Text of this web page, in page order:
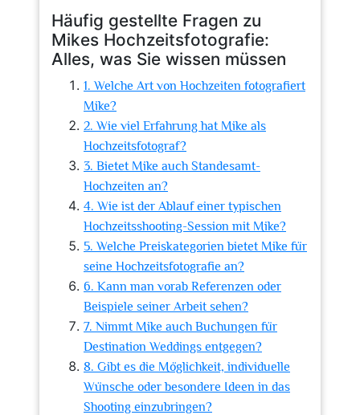
Häufig gestellte Fragen zu
Mikes Hochzeitsfotografie:
Alles, was Sie wissen müssen
1. Welche Art von Hochzeiten fotografiert
Mike?
2. Wie viel Erfahrung hat Mike als
Hochzeitsfotograf?
3. Bietet Mike auch Standesamt-
Hochzeiten an?
4. Wie ist der Ablauf einer typischen
Hochzeitsshooting-Session mit Mike?
5. Welche Preiskategorien bietet Mike für
seine Hochzeitsfotografie an?
6. Kann man vorab Referenzen oder
Beispiele seiner Arbeit sehen?
7. Nimmt Mike auch Buchungen für
Destination Weddings entgegen?
8. Gibt es die Möglichkeit, individuelle
Wünsche oder besondere Ideen in das
Shooting einzubringen?